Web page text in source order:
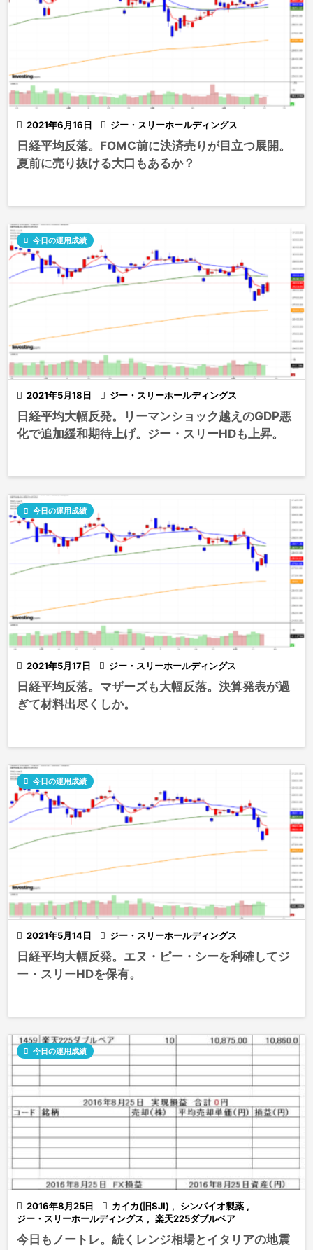
 2021年6月16日  ジー・スリーホールディングス
日経平均反落。FOMC前に決済売りが目立つ展開。
夏前に売り抜ける大口もあるか？
 2021年5月18日
 今日の運用成績
 ジー・スリーホールディングス
日経平均大幅反発。リーマンショック越えのGDP悪
化で追加緩和期待上げ。ジー・スリーHDも上昇。
 2021年5月17日
 今日の運用成績
 ジー・スリーホールディングス
日経平均反落。マザーズも大幅反落。決算発表が過
ぎて材料出尽くしか。
 2021年5月14日
 今日の運用成績
 ジー・スリーホールディングス
日経平均大幅反発。エヌ・ピー・シーを利確してジ
ー・スリーHDを保有。
 2016年8月25日
 今日の運用成績
 カイカ(旧SJI) , シンバイオ製薬 ,
ジー・スリーホールディングス , 楽天225ダブルベア
今日もノートレ。続くレンジ相場とイタリアの地震